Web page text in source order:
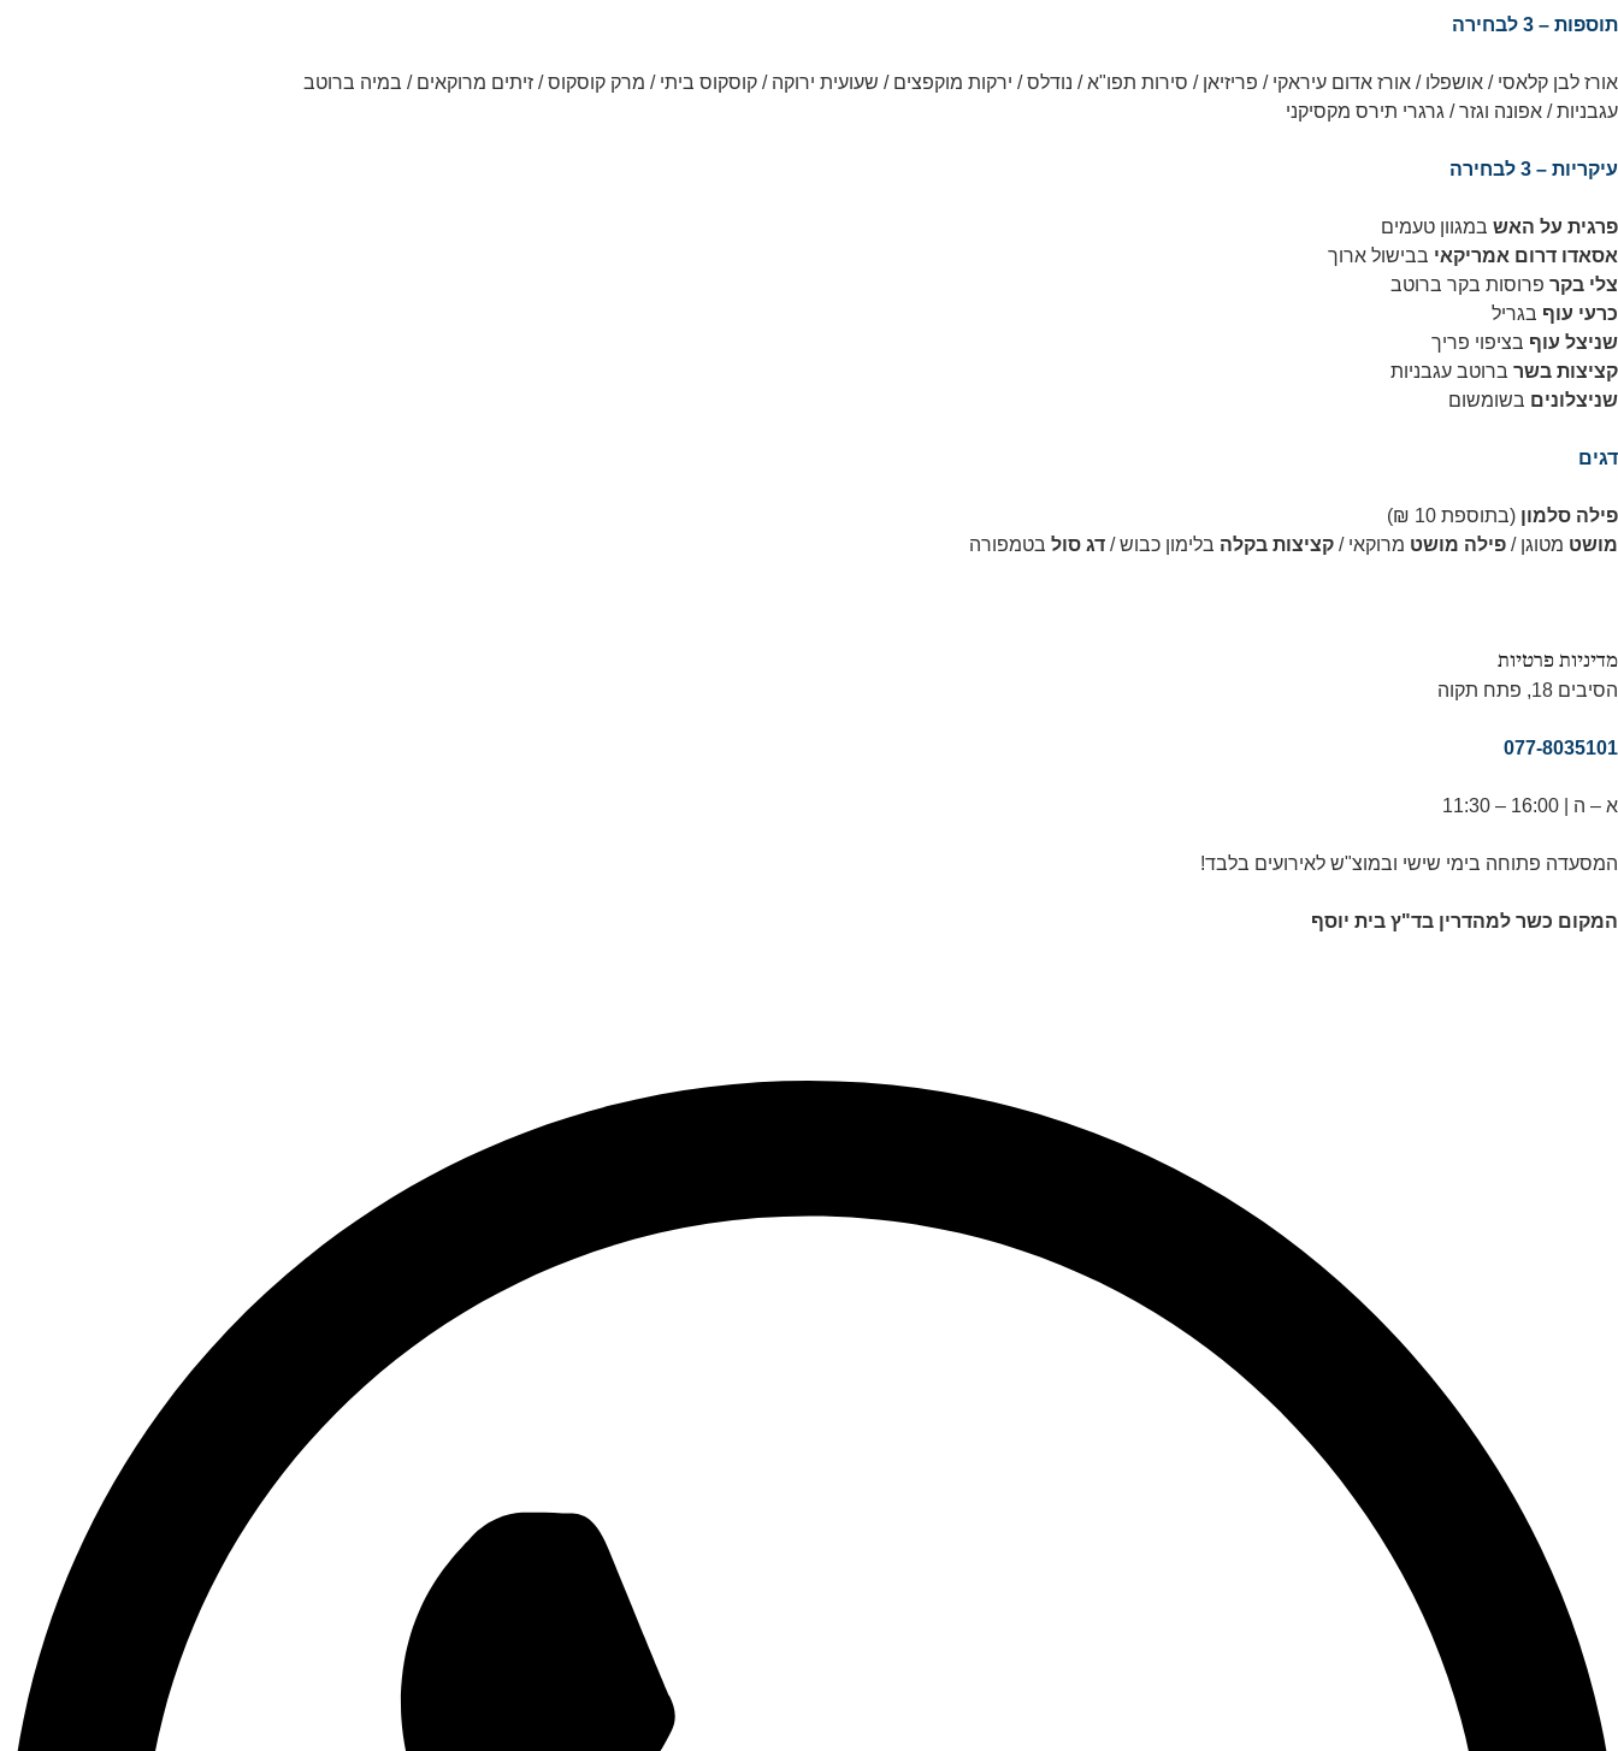
תוספות – 3 לבחירה
אורז לבן קלאסי / אושפלו / אורז אדום עיראקי / פריזיאן / סירות תפו"א / נודלס / ירקות מוקפצים / שעועית ירוקה / קוסקוס ביתי / מרק קוסקוס / זיתים מרוקאים / במיה ברוטב
עגבניות / אפונה וגזר / גרגרי תירס מקסיקני
עיקריות – 3 לבחירה
פרגית על האש במגוון טעמים
אסאדו דרום אמריקאי בבישול ארוך
צלי בקר פרוסות בקר ברוטב
כרעי עוף בגריל
שניצל עוף בציפוי פריך
קציצות בשר ברוטב עגבניות
שניצלונים בשומשום
דגים
פילה סלמון (בתוספת 10 ₪)
מושט מטוגן / פילה מושט מרוקאי / קציצות בקלה בלימון כבוש / דג סול בטמפורה
מדיניות פרטיות
הסיבים 18, פתח תקוה
077-8035101
א – ה | 16:00 – 11:30
המסעדה פתוחה בימי שישי ובמוצ"ש לאירועים בלבד!
המקום כשר למהדרין בד"ץ בית יוסף